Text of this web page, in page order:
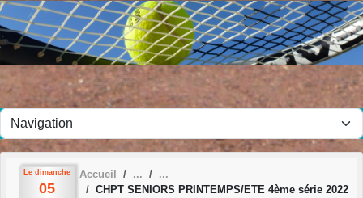
Le dimanche
05
Accueil
CHPT SENIORS PRINTEMPS/ETE 4ème série 2022